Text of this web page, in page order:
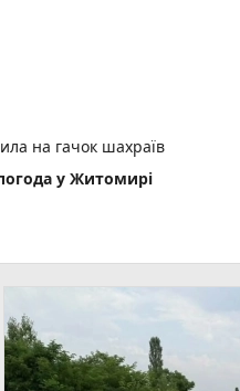
на гачок шахраїв
у Житомирі